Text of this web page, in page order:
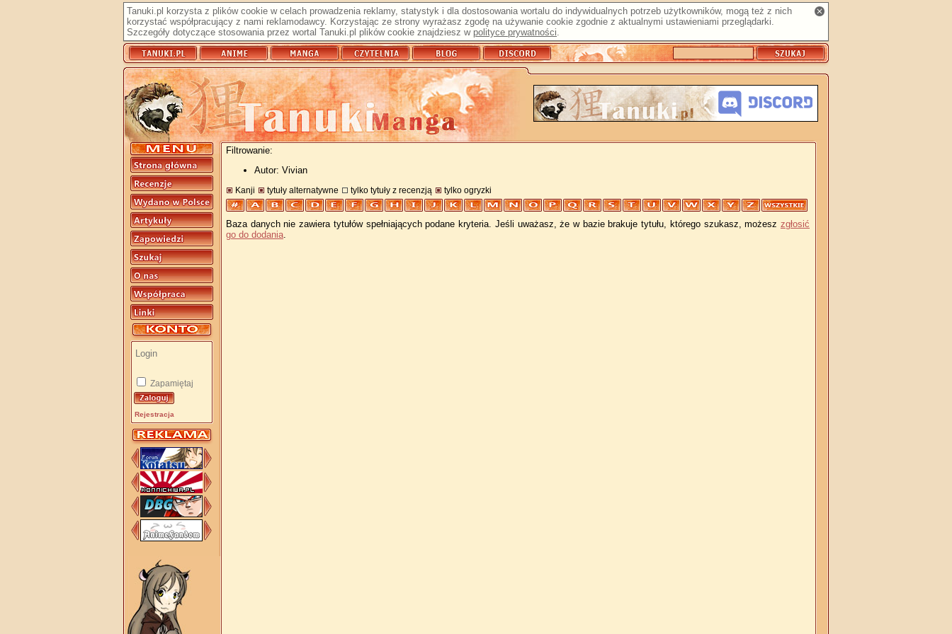
Tanuki.pl korzysta z plików cookie w celach prowadzenia reklamy, statystyk i dla dostosowania wortalu do indywidualnych potrzeb użytkowników, mogą też z nich
korzystać współpracujący z nami reklamodawcy. Korzystając ze strony wyrażasz zgodę na używanie cookie zgodnie z aktualnymi ustawieniami przeglądarki.
Szczegóły dotyczące stosowania przez wortal Tanuki.pl plików cookie znajdziesz w polityce prywatności.
Zapamiętaj
Rejestracja
Filtrowanie:
Autor: Vivian
Kanji tytuły alternatywne tylko tytuły z recenzją tylko ogryzki
Baza danych nie zawiera tytułów spełniających podane kryteria. Jeśli uważasz, że w bazie brakuje tytułu, którego szukasz, możesz zgłosić
go do dodania.